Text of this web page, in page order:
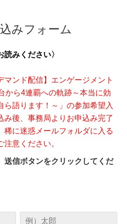
みフォーム
読みください〉
マンド配信】エンゲージメント
から4連覇への軌跡～本当に効
ら語ります！～」の参加希望入
み後、事務局よりお申込み完了
稀に迷惑メールフォルダに入る
意ください。
送信ボタンをクリックしてくだ